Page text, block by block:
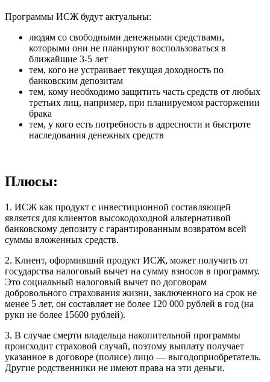
Программы ИСЖ будут актуальны:
людям со свободными денежными средствами,
которыми они не планируют воспользоваться в
ближайшие 3-5 лет
тем, кого не устраивает текущая доходность по
банковским депозитам
тем, кому необходимо защитить часть средств от любых
третьих лиц, например, при планируемом расторжении
брака
тем, у кого есть потребность в адресности и быстроте
наследования денежных средств
Плюсы:
1. ИСЖ как продукт с инвестиционной составляющей
является для клиентов высокодоходной альтернативой
банковскому депозиту с гарантированным возвратом всей
суммы вложенных средств.
2. Клиент, оформивший продукт ИСЖ, может получить от
государства налоговый вычет на сумму взносов в программу.
Это социальный налоговый вычет по договорам
добровольного страхования жизни, заключенного на срок не
менее 5 лет, он составляет не более 120 000 рублей в год (на
руки не более 15600 рублей).
3. В случае смерти владельца накопительной программы
происходит страховой случай, поэтому выплату получает
указанное в договоре (полисе) лицо — выгодоприобретатель.
Другие родственники не имеют права на эти деньги.